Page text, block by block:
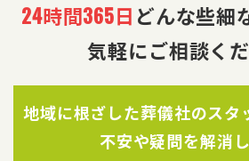
24時間365日 どんな些細
気軽にご相談く
地域に根ざした葬儀社のスタ
不安や疑問を解消し